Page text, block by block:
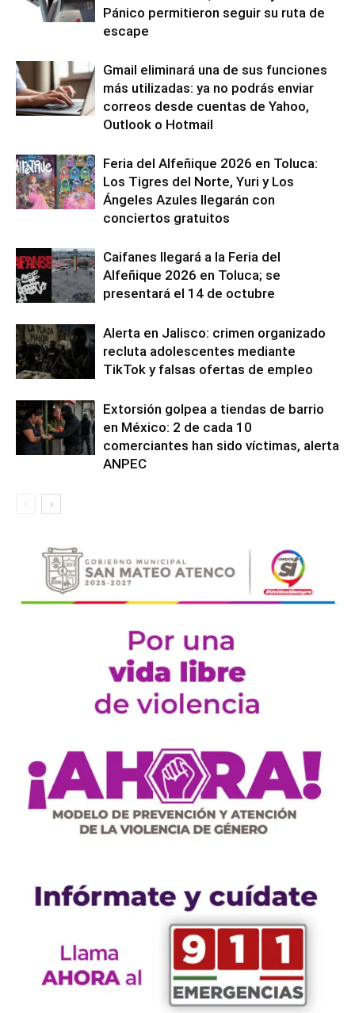
Pánico permitieron seguir su ruta de
escape
Gmail eliminará una de sus funciones
más utilizadas: ya no podrás enviar
correos desde cuentas de Yahoo,
Outlook o Hotmail
Feria del Alfeñique 2026 en Toluca:
Los Tigres del Norte, Yuri y Los
Ángeles Azules llegarán con
conciertos gratuitos
Caifanes llegará a la Feria del
Alfeñique 2026 en Toluca; se
presentará el 14 de octubre
Alerta en Jalisco: crimen organizado
recluta adolescentes mediante
TikTok y falsas ofertas de empleo
Extorsión golpea a tiendas de barrio
en México: 2 de cada 10
comerciantes han sido víctimas, alerta
ANPEC